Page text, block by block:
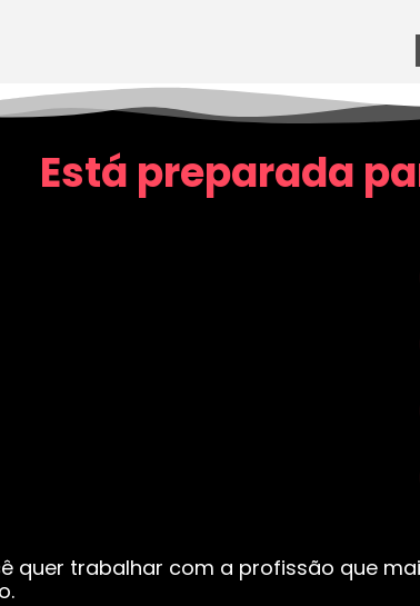
Está preparada
quer trabalhar com a profissão que